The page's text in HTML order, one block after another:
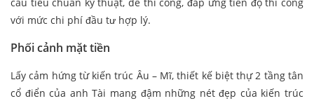
với mức chi phí đầu tư hợp lý.
Phối cảnh mặt tiền
Lấy cảm hứng từ kiến trúc Âu – Mĩ, thiết kế biệt thự 2 tầng tân
cổ điển của anh Tài mang đậm những nét đẹp của kiến trúc